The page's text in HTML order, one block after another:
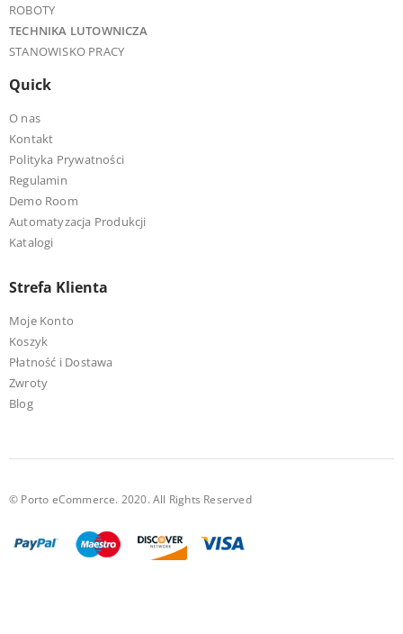
ROBOTY
TECHNIKA LUTOWNICZA
STANOWISKO PRACY
Quick
O nas
Kontakt
Polityka Prywatności
Regulamin
Demo Room
Automatyzacja Produkcji
Katalogi
Strefa Klienta
Moje Konto
Koszyk
Płatność i Dostawa
Zwroty
Blog
© Porto eCommerce. 2020. All Rights Reserved